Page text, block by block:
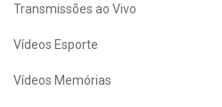
Transmissões ao Vivo
Vídeos Esporte
Vídeos Memórias